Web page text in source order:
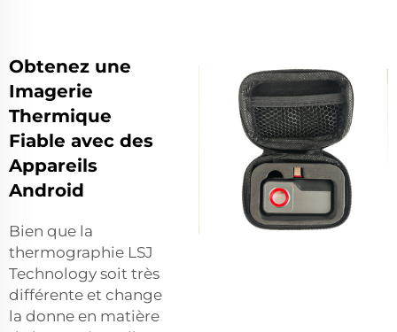
Obtenez une
Imagerie
Thermique
Fiable avec des
Appareils
Android
Bien que la
thermographie LSJ
Technology soit très
différente et change
la donne en matière